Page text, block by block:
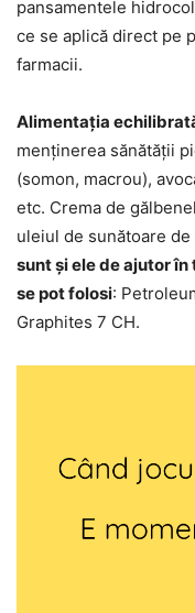
pansamentele
ce se aplică direct pe
farmacii.
Alimentația
menținerea sănătății
(somon, macrou),
etc. Crema de
uleiul de sunătoare de
sunt și ele de ajutor
se pot folosi:
Graphites 7 CH.